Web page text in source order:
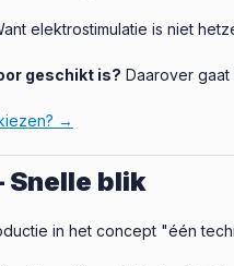
elektrostimulatie is niet
geschikt is? Daarover
→
Snelle blik
in het concept "één